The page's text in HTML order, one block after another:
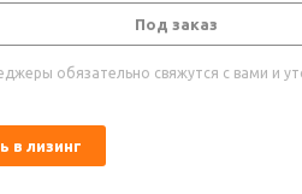
Под заказ
обязательно свяжутся с вами и
в лизинг